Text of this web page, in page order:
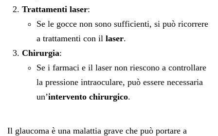
Trattamenti laser:
Se le gocce non sono sufficienti, si può ricorrere
a trattamenti con il laser.
Chirurgia:
Se i farmaci e il laser non riescono a controllare
la pressione intraoculare, può essere necessaria
un’intervento chirurgico.
Il glaucoma è una malattia grave che può portare a